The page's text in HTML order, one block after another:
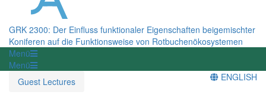
GRK 2300: Der Einfluss funktionaler Eigenschaften beigemischter
Koniferen auf die Funktionsweise von Rotbuchenökosystemen
Menü
Menü
Guest Lectures
ENGLISH